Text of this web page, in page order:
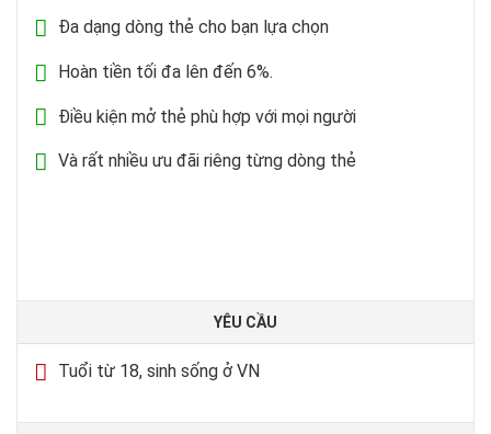
Đa dạng dòng thẻ cho bạn lựa chọn
Hoàn tiền tối đa lên đến 6%.
Điều kiện mở thẻ phù hợp với mọi người
Và rất nhiều ưu đãi riêng từng dòng thẻ
YÊU CẦU
Tuổi từ 18, sinh sống ở VN